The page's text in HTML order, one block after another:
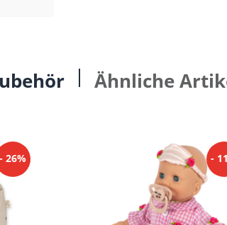
Ähnliche
- 26% -